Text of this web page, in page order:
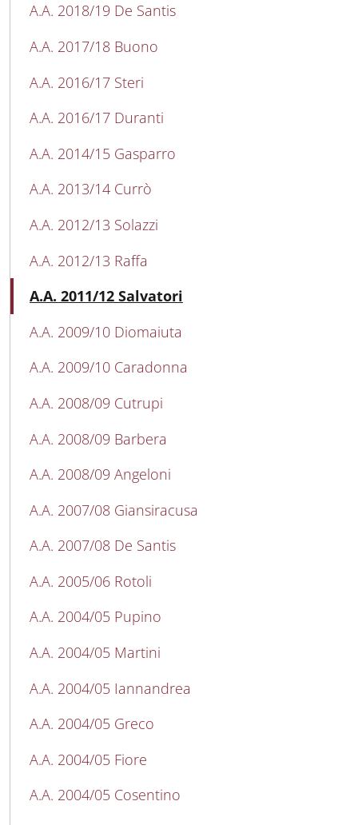
A.A. 2018/19 De Santis
A.A. 2017/18 Buono
A.A. 2016/17 Steri
A.A. 2016/17 Duranti
A.A. 2014/15 Gasparro
A.A. 2013/14 Currò
A.A. 2012/13 Solazzi
A.A. 2012/13 Raffa
A.A. 2011/12 Salvatori
A.A. 2009/10 Diomaiuta
A.A. 2009/10 Caradonna
A.A. 2008/09 Cutrupi
A.A. 2008/09 Barbera
A.A. 2008/09 Angeloni
A.A. 2007/08 Giansiracusa
A.A. 2007/08 De Santis
A.A. 2005/06 Rotoli
A.A. 2004/05 Pupino
A.A. 2004/05 Martini
A.A. 2004/05 Iannandrea
A.A. 2004/05 Greco
A.A. 2004/05 Fiore
A.A. 2004/05 Cosentino